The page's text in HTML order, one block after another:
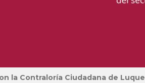
la Contraloría Ciudadana de Luque